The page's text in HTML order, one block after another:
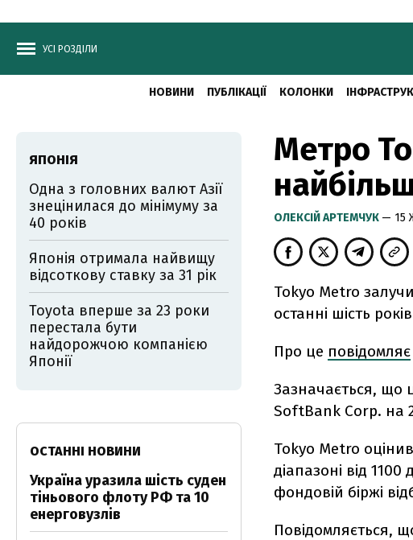
УСІ РОЗДІЛИ
НОВИНИ ПУБЛІКАЦІЇ КОЛОНКИ
Метро
ОЛЕКСІЙ АРТЕМЧУК — 15
Tokyo Metro
останні шість
Про це повідомляє
Зазначається, що
SoftBank Corp. на
Tokyo Metro
діапазоні від 1100
фондовій біржі
Повідомляється,
ЯПОНІЯ
Одна з головних валют Азії
знецінилася до мінімуму за
40 років
Японія отримала найвищу
відсоткову ставку за 31 рік
Toyota вперше за 23 роки
перестала бути
найдорожчою компанією
Японії
ОСТАННІ НОВИНИ
Україна уразила шість суден
тіньового флоту РФ та 10
енерговузлів